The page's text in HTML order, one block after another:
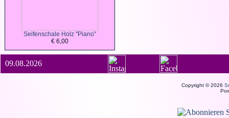
Seifenschale Holz "Piano"
€ 6,00
09.08.2026
Copyright © 2026